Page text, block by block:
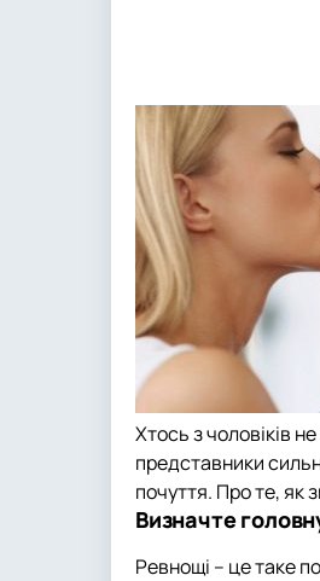
Хтось з чоловіків
представники
почуття. Про те, як
Визначте
Ревнощі – це таке